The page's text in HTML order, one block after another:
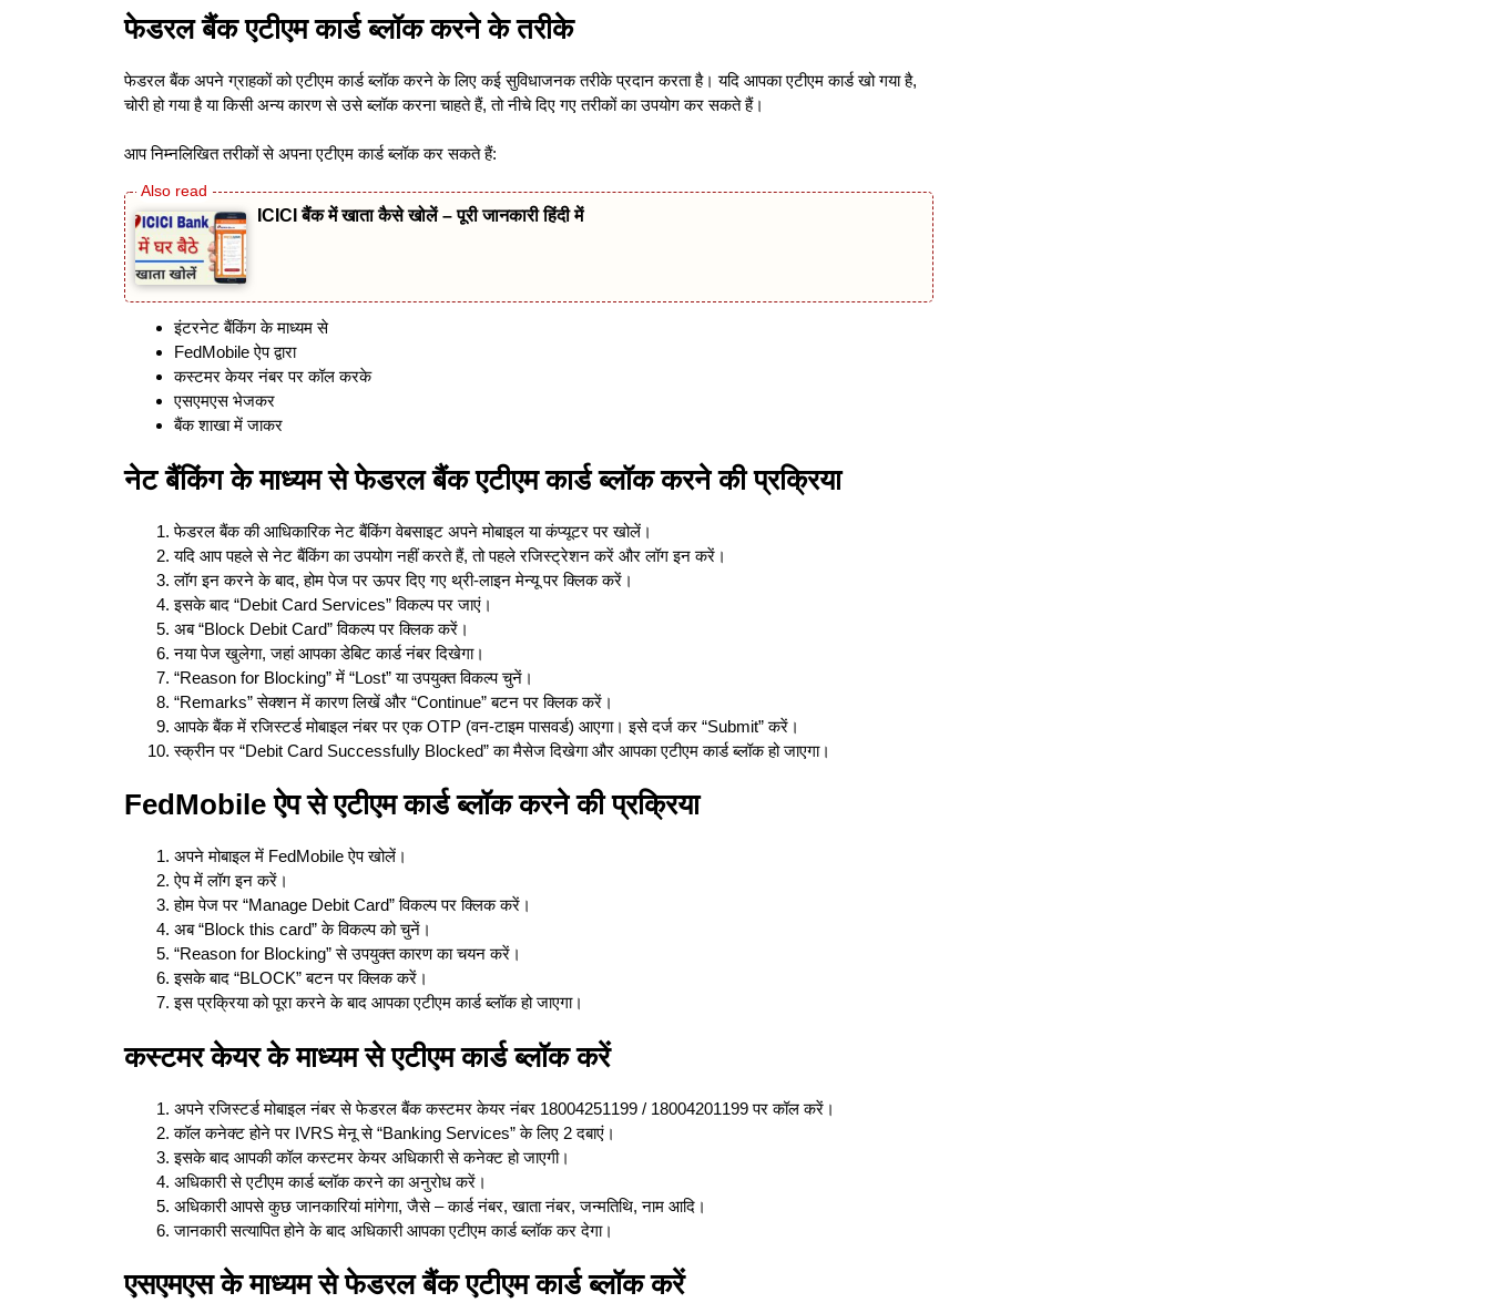
फेडरल बैंक एटीएम कार्ड ब्लॉक करने के तरीके
फेडरल बैंक अपने ग्राहकों को एटीएम कार्ड ब्लॉक करने के लिए कई सुविधाजनक तरीके प्रदान करता है। यदि आपका एटीएम कार्ड खो गया है,
चोरी हो गया है या किसी अन्य कारण से उसे ब्लॉक करना चाहते हैं, तो नीचे दिए गए तरीकों का उपयोग कर सकते हैं।
आप निम्नलिखित तरीकों से अपना एटीएम कार्ड ब्लॉक कर सकते हैं:
ICICI बैंक में खाता कैसे खोलें – पूरी जानकारी हिंदी में
इंटरनेट बैंकिंग के माध्यम से
FedMobile ऐप द्वारा
कस्टमर केयर नंबर पर कॉल करके
एसएमएस भेजकर
बैंक शाखा में जाकर
नेट बैंकिंग के माध्यम से फेडरल बैंक एटीएम कार्ड ब्लॉक करने की प्रक्रिया
फेडरल बैंक की आधिकारिक नेट बैंकिंग वेबसाइट अपने मोबाइल या कंप्यूटर पर खोलें।
यदि आप पहले से नेट बैंकिंग का उपयोग नहीं करते हैं, तो पहले रजिस्ट्रेशन करें और लॉग इन करें।
लॉग इन करने के बाद, होम पेज पर ऊपर दिए गए थ्री-लाइन मेन्यू पर क्लिक करें।
इसके बाद “Debit Card Services” विकल्प पर जाएं।
अब “Block Debit Card” विकल्प पर क्लिक करें।
नया पेज खुलेगा, जहां आपका डेबिट कार्ड नंबर दिखेगा।
“Reason for Blocking” में “Lost” या उपयुक्त विकल्प चुनें।
“Remarks” सेक्शन में कारण लिखें और “Continue” बटन पर क्लिक करें।
आपके बैंक में रजिस्टर्ड मोबाइल नंबर पर एक OTP (वन-टाइम पासवर्ड) आएगा। इसे दर्ज कर “Submit” करें।
स्क्रीन पर “Debit Card Successfully Blocked” का मैसेज दिखेगा और आपका एटीएम कार्ड ब्लॉक हो जाएगा।
FedMobile ऐप से एटीएम कार्ड ब्लॉक करने की प्रक्रिया
अपने मोबाइल में FedMobile ऐप खोलें।
ऐप में लॉग इन करें।
होम पेज पर “Manage Debit Card” विकल्प पर क्लिक करें।
अब “Block this card” के विकल्प को चुनें।
“Reason for Blocking” से उपयुक्त कारण का चयन करें।
इसके बाद “BLOCK” बटन पर क्लिक करें।
इस प्रक्रिया को पूरा करने के बाद आपका एटीएम कार्ड ब्लॉक हो जाएगा।
कस्टमर केयर के माध्यम से एटीएम कार्ड ब्लॉक करें
अपने रजिस्टर्ड मोबाइल नंबर से फेडरल बैंक कस्टमर केयर नंबर 18004251199 / 18004201199 पर कॉल करें।
कॉल कनेक्ट होने पर IVRS मेनू से “Banking Services” के लिए 2 दबाएं।
इसके बाद आपकी कॉल कस्टमर केयर अधिकारी से कनेक्ट हो जाएगी।
अधिकारी से एटीएम कार्ड ब्लॉक करने का अनुरोध करें।
अधिकारी आपसे कुछ जानकारियां मांगेगा, जैसे – कार्ड नंबर, खाता नंबर, जन्मतिथि, नाम आदि।
जानकारी सत्यापित होने के बाद अधिकारी आपका एटीएम कार्ड ब्लॉक कर देगा।
एसएमएस के माध्यम से फेडरल बैंक एटीएम कार्ड ब्लॉक करें